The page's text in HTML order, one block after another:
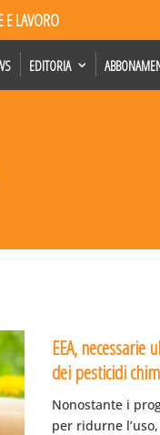
E LAVORO
EDITORIA
EEA,
dei pesticidi
Nonostante i
per ridurne